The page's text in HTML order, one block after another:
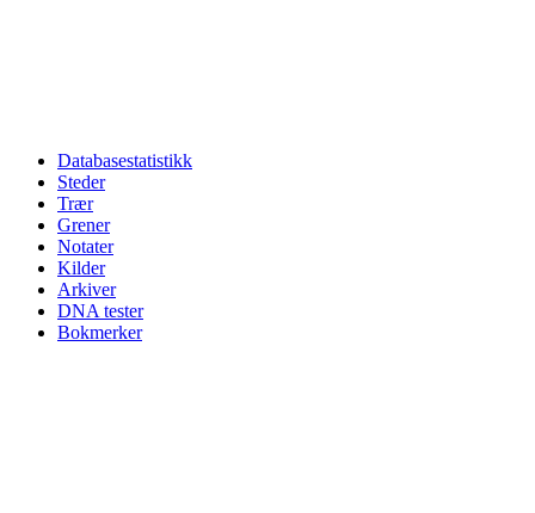
Databasestatistikk
Steder
Trær
Grener
Notater
Kilder
Arkiver
DNA tester
Bokmerker